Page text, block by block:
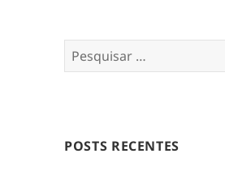
Pesquisar
por:
POSTS RECENTES